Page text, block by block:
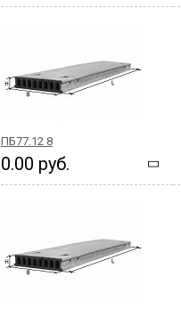
ПБ77.12 8
0.00 руб.